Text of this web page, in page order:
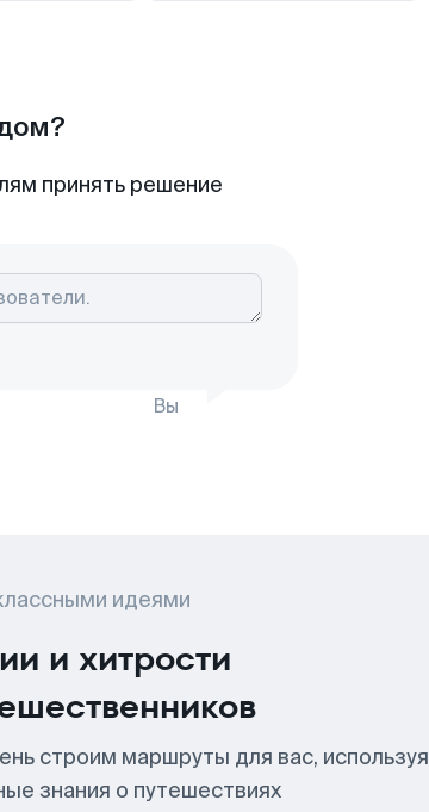
принять решение
Вы
идеями
и хитрости
строим маршруты для вас, используя
знания о путешествиях